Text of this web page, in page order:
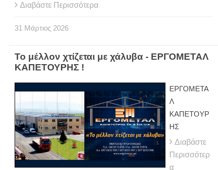
Διαβάστε Περισσότερα
31 Μάρτιος 2026
Το μέλλον χτίζεται με χάλυβα - ΕΡΓΟΜΕΤΑΛ
ΚΑΠΕΤΟΥΡΗΣ !
ΕΡΓΟΜΕΤΑ
Λ
ΚΑΠΕΤΟΥΡ
ΗΣ
Διαβάστε
Περισσότερ
α